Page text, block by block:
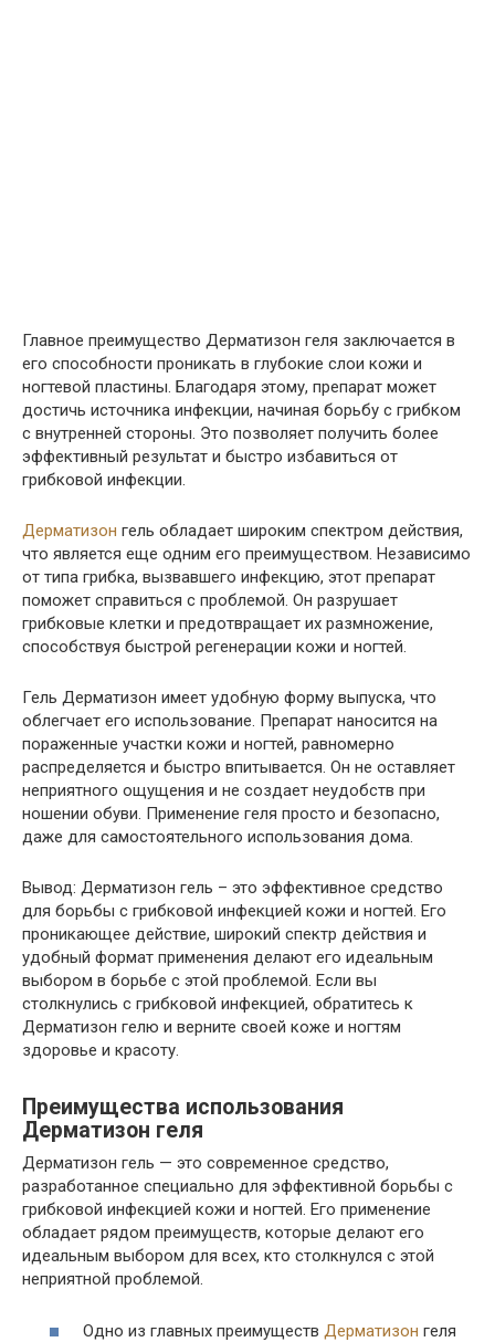
Главное преимущество Дерматизон геля заключается в
его способности проникать в глубокие слои кожи и
ногтевой пластины. Благодаря этому, препарат может
достичь источника инфекции, начиная борьбу с грибком
с внутренней стороны. Это позволяет получить более
эффективный результат и быстро избавиться от
грибковой инфекции.
Дерматизон гель обладает широким спектром действия,
что является еще одним его преимуществом. Независимо
от типа грибка, вызвавшего инфекцию, этот препарат
поможет справиться с проблемой. Он разрушает
грибковые клетки и предотвращает их размножение,
способствуя быстрой регенерации кожи и ногтей.
Гель Дерматизон имеет удобную форму выпуска, что
облегчает его использование. Препарат наносится на
пораженные участки кожи и ногтей, равномерно
распределяется и быстро впитывается. Он не оставляет
неприятного ощущения и не создает неудобств при
ношении обуви. Применение геля просто и безопасно,
даже для самостоятельного использования дома.
Вывод: Дерматизон гель – это эффективное средство
для борьбы с грибковой инфекцией кожи и ногтей. Его
проникающее действие, широкий спектр действия и
удобный формат применения делают его идеальным
выбором в борьбе с этой проблемой. Если вы
столкнулись с грибковой инфекцией, обратитесь к
Дерматизон гелю и верните своей коже и ногтям
здоровье и красоту.
Преимущества использования
Дерматизон геля
Дерматизон гель — это современное средство,
разработанное специально для эффективной борьбы с
грибковой инфекцией кожи и ногтей. Его применение
обладает рядом преимуществ, которые делают его
идеальным выбором для всех, кто столкнулся с этой
неприятной проблемой.
Одно из главных преимуществ Дерматизон геля